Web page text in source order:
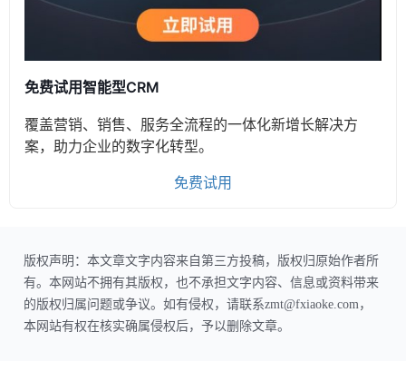
免费试用智能型CRM
覆盖营销、销售、服务全流程的一体化新增长解决方
案，助力企业的数字化转型。
免费试用
版权声明：本文章文字内容来自第三方投稿，版权归原始作者所
有。本网站不拥有其版权，也不承担文字内容、信息或资料带来
的版权归属问题或争议。如有侵权，请联系zmt@fxiaoke.com，
本网站有权在核实确属侵权后，予以删除文章。